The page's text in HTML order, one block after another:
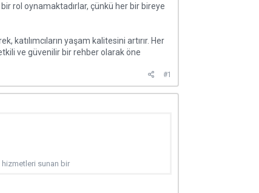
rol oynamaktadırlar, çünkü her bir bireye
katılımcıların yaşam kalitesini artırır. Her
ve güvenilir bir rehber olarak öne
#1
hizmetleri sunan bir